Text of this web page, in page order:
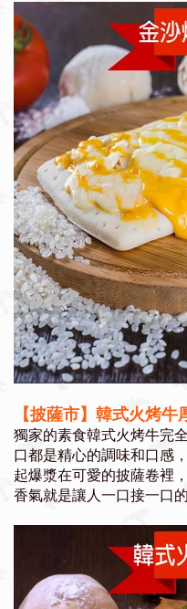
【披薩市】韓式火烤
獨家的素食韓式火烤牛完
口都是精心的調味和口感
起爆漿在可愛的披薩卷裡
香氣就是讓人一口接一口的